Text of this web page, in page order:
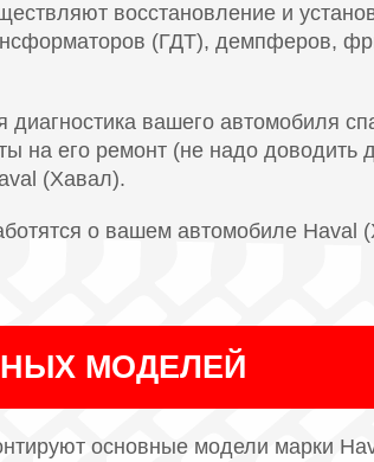
восстановление и
(ГДТ), демпферов,
вашего автомобиля
на его ремонт (не надо доводить
(Хавал).
о вашем автомобиле Haval
МОДЕЛЕЙ
основные модели марки